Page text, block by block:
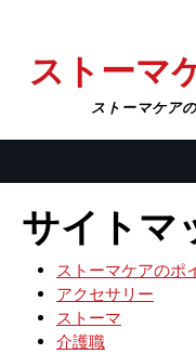
content
ストーマ
ストーマケア
サイトマ
ストーマケアのポ
アクセサリー
ストーマ
介護職